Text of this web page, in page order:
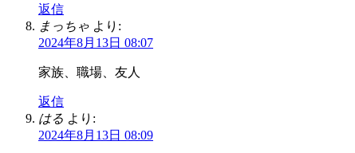
返信
まっちゃ より:
2024年8月13日 08:07
家族、職場、友人
返信
はる より:
2024年8月13日 08:09